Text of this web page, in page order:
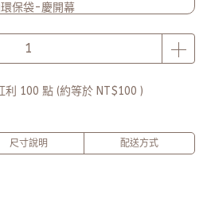
保袋-慶開幕
贈【品牌多功能披肩暖毯】(數
利 100 點 (約等於 NT$100 )
尺寸說明 配送方式